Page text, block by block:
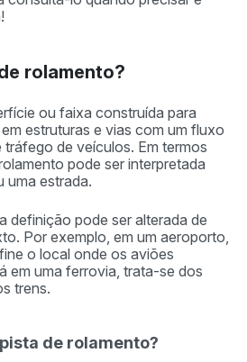
rolamento?
ou faixa construída para
estruturas e vias com um fluxo
de veículos. Em termos
pode ser interpretada
uma estrada.
definição pode ser alterada de
Por exemplo, em um aeroporto,
o local onde os aviões
em uma ferrovia, trata-se dos
trens.
de rolamento?